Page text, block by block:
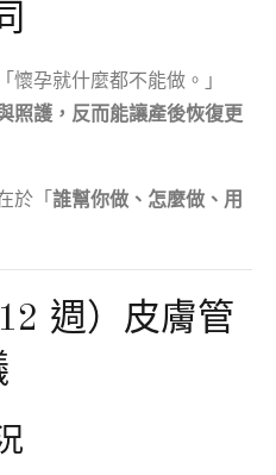
孕就什麼都不能做。」
照護，反而能讓產後恢復更
於「 誰幫你做、怎麼做、用
週）皮膚管